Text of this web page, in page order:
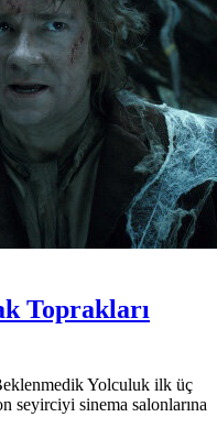
Toprakları
Yolculuk ilk üç
seyirciyi sinema salonlarına